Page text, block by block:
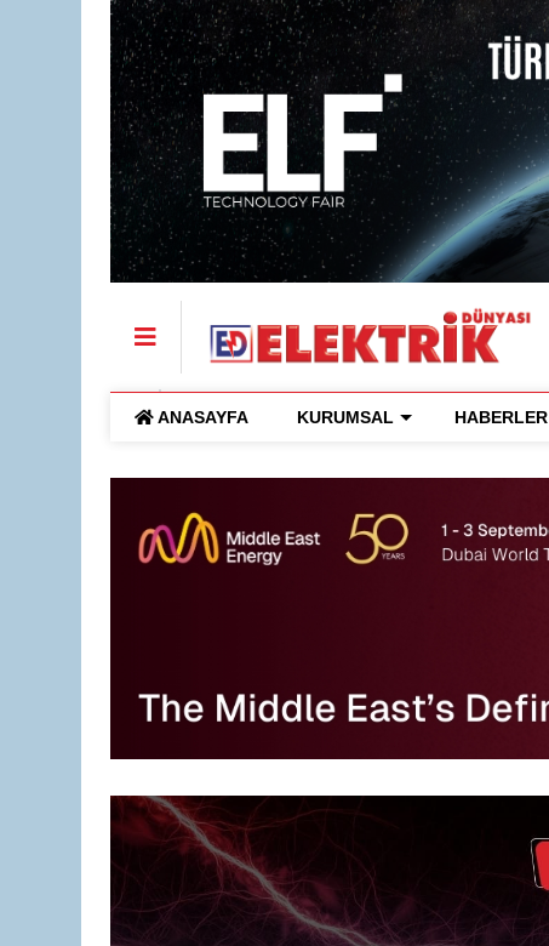
ANASAYFA KURUMSAL HABERLER